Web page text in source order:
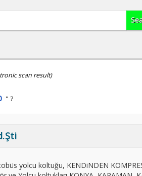
scan result)
" ?
yolcu koltuğu, KENDiNDEN